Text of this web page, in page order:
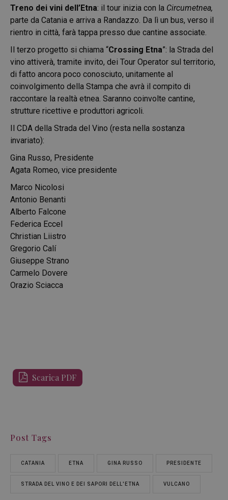
Treno dei vini dell’Etna: il tour inizia con la Circumetnea,
parte da Catania e arriva a Randazzo. Da lì un bus, verso il
rientro in città, farà tappa presso due cantine associate.
Il terzo progetto si chiama “Crossing Etna”: la Strada del
vino attiverà, tramite invito, dei Tour Operator sul territorio,
di fatto ancora poco conosciuto, unitamente al
coinvolgimento della Stampa che avrà il compito di
raccontare la realtà etnea. Saranno coinvolte cantine,
strutture ricettive e produttori agricoli.
Il CDA della Strada del Vino (resta nella sostanza
invariato):
Gina Russo, Presidente
Agata Romeo, vice presidente
Marco Nicolosi
Antonio Benanti
Alberto Falcone
Federica Eccel
Christian Liistro
Gregorio Calí
Giuseppe Strano
Carmelo Dovere
Orazio Sciacca
Scarica PDF
Post Tags
CATANIA ETNA GINA RUSSO PRESIDENTE
STRADA DEL VINO E DEI SAPORI DELL'ETNA VULCANO